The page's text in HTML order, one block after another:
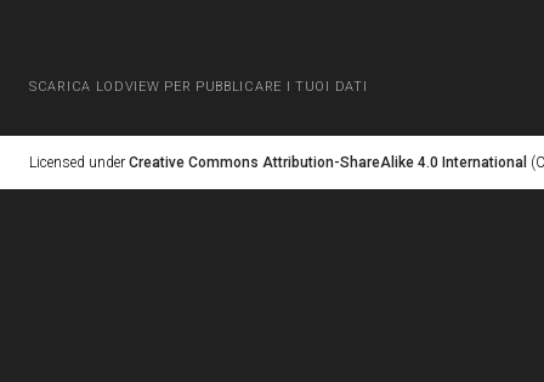
SCARICA LODVIEW PER PUBBLICARE I TUOI DATI
Licensed under Creative Commons Attribution-ShareAlike 4.0 International